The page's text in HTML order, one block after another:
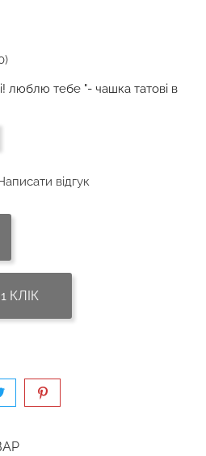
люблю тебе "- чашка татові в
відгук
КЛІК